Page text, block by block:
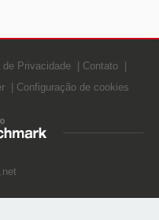
de Privacidade
Contato
Configuração de cookies